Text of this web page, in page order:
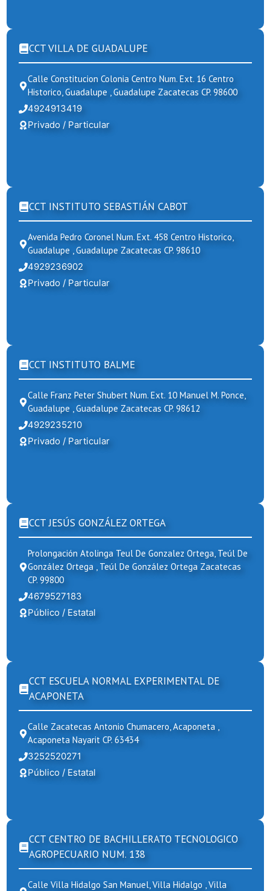
CCT VILLA DE GUADALUPE
Calle Constitucion Colonia Centro Num. Ext. 16 Centro
Historico, Guadalupe , Guadalupe Zacatecas CP. 98600
4924913419
Privado / Particular
CCT INSTITUTO SEBASTIÁN CABOT
Avenida Pedro Coronel Num. Ext. 458 Centro Historico,
Guadalupe , Guadalupe Zacatecas CP. 98610
4929236902
Privado / Particular
CCT INSTITUTO BALME
Calle Franz Peter Shubert Num. Ext. 10 Manuel M. Ponce,
Guadalupe , Guadalupe Zacatecas CP. 98612
4929235210
Privado / Particular
CCT JESÚS GONZÁLEZ ORTEGA
Prolongación Atolinga Teul De Gonzalez Ortega, Teúl De
González Ortega , Teúl De González Ortega Zacatecas
CP. 99800
4679527183
Público / Estatal
CCT ESCUELA NORMAL EXPERIMENTAL DE
ACAPONETA
Calle Zacatecas Antonio Chumacero, Acaponeta ,
Acaponeta Nayarit CP. 63434
3252520271
Público / Estatal
CCT CENTRO DE BACHILLERATO TECNOLOGICO
AGROPECUARIO NUM. 138
Calle Villa Hidalgo San Manuel, Villa Hidalgo , Villa